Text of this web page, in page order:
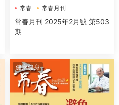
常春 常春月刊
常春月刊 2025年2月號 第503
期
健康健身